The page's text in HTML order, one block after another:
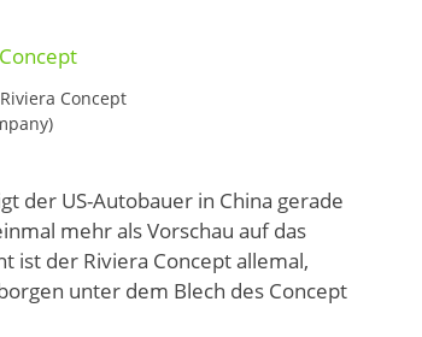
Concept
der US-Autobauer in China gerade
mehr als Vorschau auf das
ist der Riviera Concept allemal,
unter dem Blech des Concept